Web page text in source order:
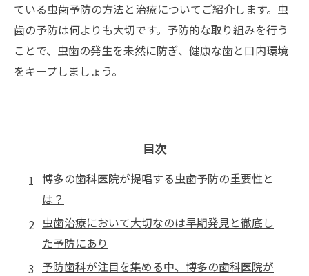
ている虫歯予防の方法と治療についてご紹介します。虫
歯の予防は何よりも大切です。予防的な取り組みを行う
ことで、虫歯の発生を未然に防ぎ、健康な歯と口内環境
をキープしましょう。
目次
博多の歯科医院が提唱する虫歯予防の重要性と
は？
虫歯治療において大切なのは早期発見と徹底し
た予防にあり
予防歯科が注目を集める中、博多の歯科医院が